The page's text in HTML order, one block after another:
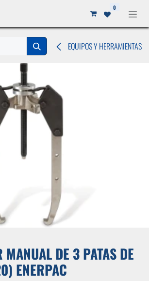
0
EQUIPOS Y HERRAMIENTAS
MANUAL DE 3 PATAS DE
ENERPAC